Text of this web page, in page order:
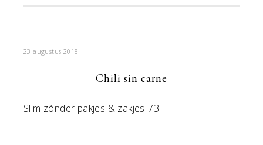
23 augustus 2018
Chili sin carne
Slim zónder pakjes & zakjes-73